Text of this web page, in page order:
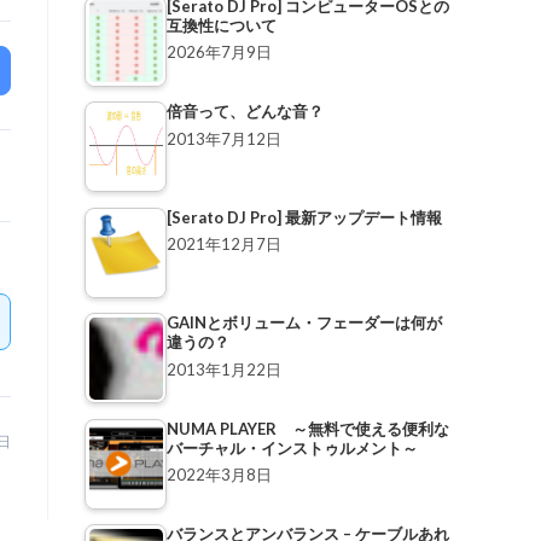
[Serato DJ Pro] コンピューターOSとの
互換性について
2026年7月9日
倍音って、どんな音？
2013年7月12日
[Serato DJ Pro] 最新アップデート情報
2021年12月7日
GAINとボリューム・フェーダーは何が
違うの？
2013年1月22日
NUMA PLAYER ～無料で使える便利な
バーチャル・インストゥルメント～
2022年3月8日
バランスとアンバランス – ケーブルあれ